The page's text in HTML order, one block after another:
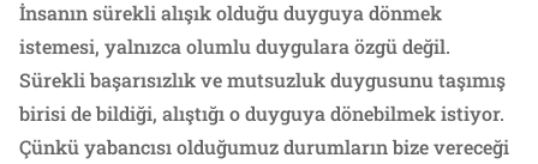
İnsanın sürekli alışık olduğu duyguya dönmek
istemesi, yalnızca olumlu duygulara özgü değil.
Sürekli başarısızlık ve mutsuzluk duygusunu taşımış
birisi de bildiği, alıştığı o duyguya dönebilmek istiyor.
Çünkü yabancısı olduğumuz durumların bize vereceği